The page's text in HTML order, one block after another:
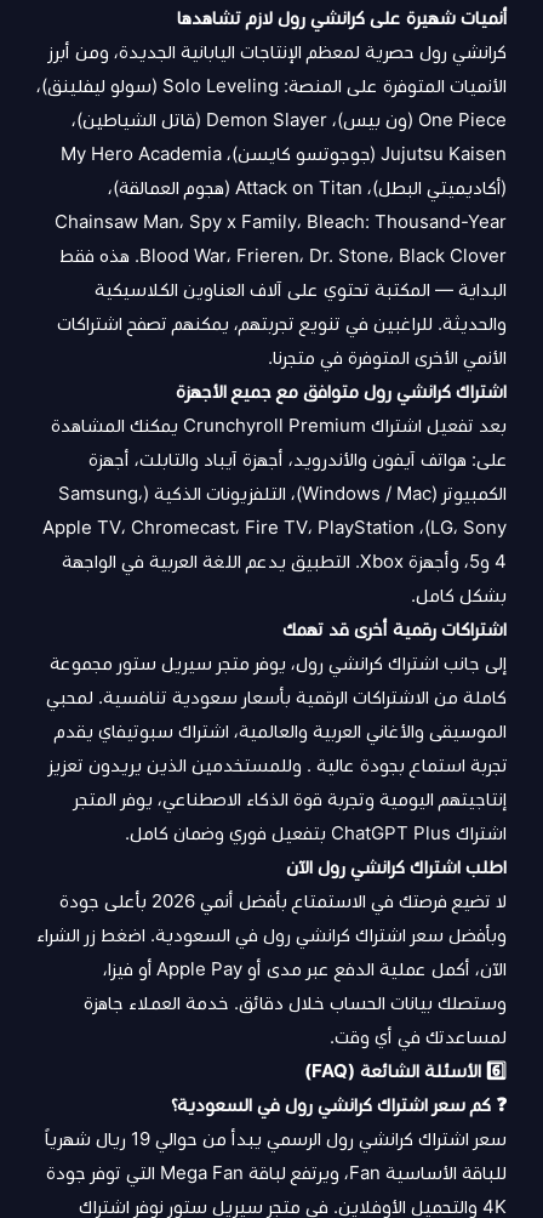
أنميات شهيرة على كرانشي رول لازم تشاهدها
كرانشي رول حصرية لمعظم الإنتاجات اليابانية الجديدة، ومن أبرز
الأنميات المتوفرة على المنصة: Solo Leveling (سولو ليفلينق)،
One Piece (ون بيس)، Demon Slayer (قاتل الشياطين)،
Jujutsu Kaisen (جوجوتسو كايسن)، My Hero Academia
(أكاديميتي البطل)، Attack on Titan (هجوم العمالقة)،
Chainsaw Man، Spy x Family، Bleach: Thousand-Year
Blood War، Frieren، Dr. Stone، Black Clover. هذه فقط
البداية — المكتبة تحتوي على آلاف العناوين الكلاسيكية
والحديثة. للراغبين في تنويع تجربتهم، يمكنهم تصفح اشتراكات
الأنمي الأخرى المتوفرة في متجرنا.
اشتراك كرانشي رول متوافق مع جميع الأجهزة
بعد تفعيل اشتراك Crunchyroll Premium يمكنك المشاهدة
على: هواتف آيفون والأندرويد، أجهزة آيباد والتابلت، أجهزة
الكمبيوتر (Windows / Mac)، التلفزيونات الذكية (Samsung،
LG، Sony)، Apple TV، Chromecast، Fire TV، PlayStation
4 و5، وأجهزة Xbox. التطبيق يدعم اللغة العربية في الواجهة
بشكل كامل.
اشتراكات رقمية أخرى قد تهمك
إلى جانب اشتراك كرانشي رول، يوفر متجر سيريل ستور مجموعة
كاملة من الاشتراكات الرقمية بأسعار سعودية تنافسية. لمحبي
الموسيقى والأغاني العربية والعالمية، اشتراك سبوتيفاي يقدم
تجربة استماع بجودة عالية . وللمستخدمين الذين يريدون تعزيز
إنتاجيتهم اليومية وتجربة قوة الذكاء الاصطناعي، يوفر المتجر
اشتراك ChatGPT Plus
بتفعيل فوري وضمان كامل.
اطلب اشتراك كرانشي رول الآن
لا تضيع فرصتك في الاستمتاع بأفضل أنمي 2026 بأعلى جودة
وبأفضل سعر اشتراك كرانشي رول في السعودية. اضغط زر الشراء
الآن، أكمل عملية الدفع عبر مدى أو Apple Pay أو فيزا،
وستصلك بيانات الحساب خلال دقائق. خدمة العملاء جاهزة
لمساعدتك في أي وقت.
6️⃣ الأسئلة الشائعة (FAQ)
❓ كم سعر اشتراك كرانشي رول في السعودية؟
سعر اشتراك كرانشي رول الرسمي يبدأ من حوالي 19 ريال شهرياً
للباقة الأساسية Fan، ويرتفع لباقة Mega Fan التي توفر جودة
4K والتحميل الأوفلاين. في متجر سيريل ستور نوفر اشتراك